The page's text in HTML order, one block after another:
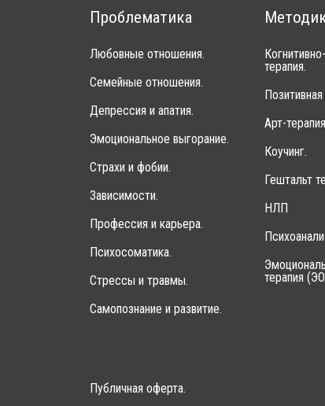
Проблематика
Любовные отношения.
Семейные отношения.
Депрессия и апатия.
Эмоциональное выгорание.
Страхи и фобии.
Зависимости.
Профессия и карьера.
Психосоматика.
Стрессы и травмы.
Самопознание и развитие.
терапия.
Арт-
Коучинг.
Гештальт
НЛП
терапия
Публичная оферта.